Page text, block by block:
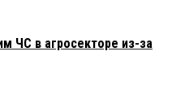
ЧС в агросекторе из-за